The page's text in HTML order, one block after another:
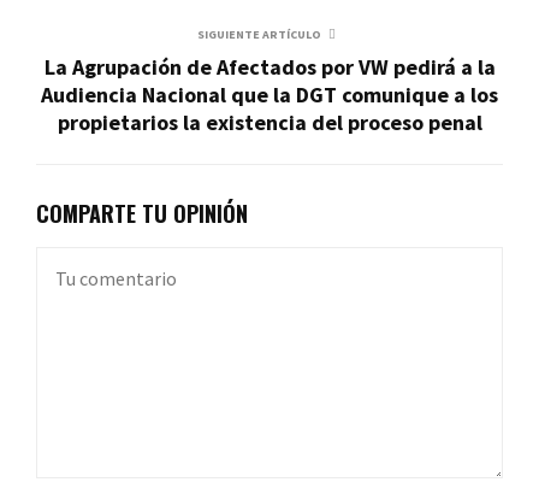
SIGUIENTE ARTÍCULO
La Agrupación de Afectados por VW pedirá a la
Audiencia Nacional que la DGT comunique a los
propietarios la existencia del proceso penal
COMPARTE TU OPINIÓN